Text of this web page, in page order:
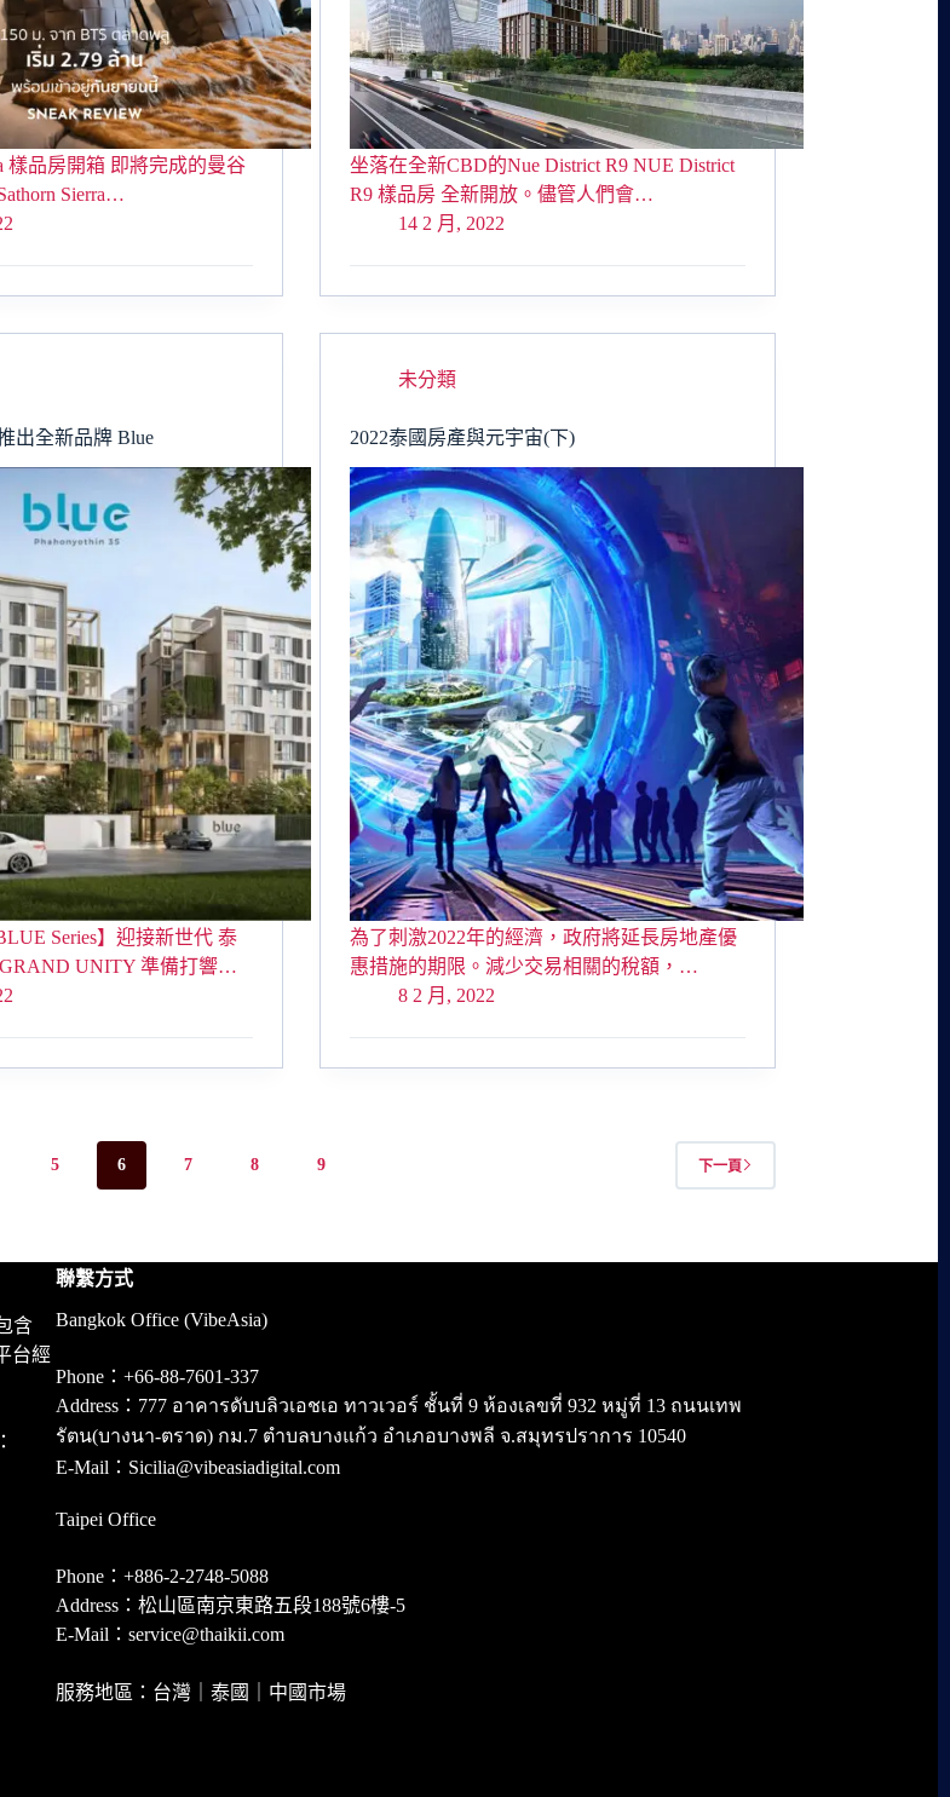
樣品房開箱 即將完成的曼谷
Sierra…
坐落在全新CBD的Nue District R9 NUE District
R9 樣品房 全新開放。儘管人們會…
14 2 月, 2022
出全新品牌 Blue
Series】迎接新世代 泰
UNITY 準備打響…
未分類
2022泰國房產與元宇宙(下)
為了刺激2022年的經濟，政府將延長房地產優
惠措施的期限。減少交易相關的稅額，…
8 2 月, 2022
5 6 7 8 9 下一頁
含
台經
聯繫方式
Bangkok Office (VibeAsia)
Phone：+66-88-7601-337
Address：777 อาคารดับบลิวเอชเอ ทาวเวอร์ ชั้นที่ 9 ห้องเลขที่ 932 หมู่ที่ 13 ถนนเทพ
รัตน(บางนา-ตราด) กม.7 ตำบลบางแก้ว อำเภอบางพลี จ.สมุทรปราการ 10540
E-Mail：Sicilia@vibeasiadigital.com
Taipei Office
Phone：+886-2-2748-5088
Address：松山區南京東路五段188號6樓-5
E-Mail：service@thaikii.com
服務地區：台灣｜泰國｜中國市場